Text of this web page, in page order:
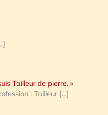
Tailleur de pierre. »
: Tailleur […]